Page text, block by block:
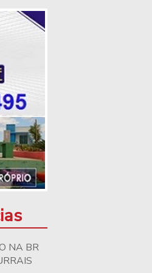
NA BR